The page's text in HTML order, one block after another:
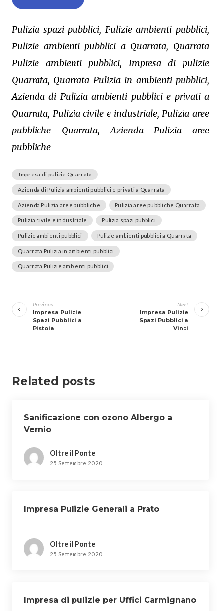
Pulizia spazi pubblici, Pulizie ambienti pubblici,
Pulizie ambienti pubblici a Quarrata, Quarrata
Pulizie ambienti pubblici, Impresa di pulizie
Quarrata, Quarrata Pulizia in ambienti pubblici,
Azienda di Pulizia ambienti pubblici e privati a
Quarrata, Pulizia civile e industriale, Pulizia aree
pubbliche Quarrata, Azienda Pulizia aree
pubbliche
Impresa di pulizie Quarrata
Azienda di Pulizia ambienti pubblici e privati a Quarrata
Azienda Pulizia aree pubbliche Pulizia aree pubbliche Quarrata
Pulizia civile e industriale Pulizia spazi pubblici
Pulizie ambienti pubblici Pulizie ambienti pubblici a Quarrata
Quarrata Pulizia in ambienti pubblici
Quarrata Pulizie ambienti pubblici
articoli
Previous
Impresa Pulizie
Spazi Pubblici a
Pistoia
Next
Impresa Pulizie
Spazi Pubblici a
Vinci
Related posts
Sanificazione con ozono Albergo a
Vernio
Oltre il Ponte
25 Settembre 2020
Impresa Pulizie Generali a Prato
Oltre il Ponte
25 Settembre 2020
Impresa di pulizie per Uffici Carmignano